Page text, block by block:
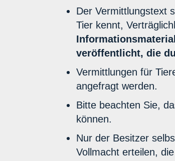
Der Vermittlungstext
Tier kennt,
veröffentlicht, die
Vermittlungen für
angefragt werden.
Bitte beachten Sie,
können.
Nur der Besitzer
Vollmacht erteilen,